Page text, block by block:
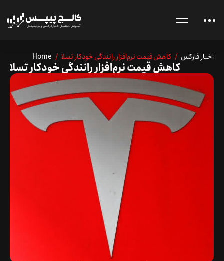
Home / اخبار فارکس / کاهش قیمت نرم‌افزار رانندگی خودکار تسلا
کاهش قیمت نرم‌افزار رانندگی خودکار تسلا